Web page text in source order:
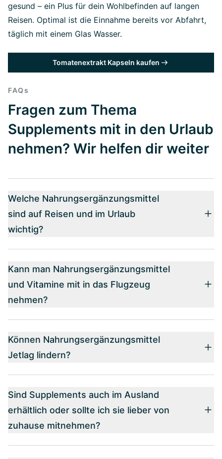
gesund – ein Plus für dein Wohlbefinden auf langen
Reisen. Optimal ist die Einnahme bereits vor Abfahrt,
täglich mit einem Glas Wasser.
Tomatenextrakt Kapseln kaufen
FAQs
Fragen zum Thema
Supplements mit in den Urlaub
nehmen? Wir helfen dir weiter
Welche Nahrungsergänzungsmittel
sind auf Reisen und im Urlaub
wichtig?
Kann man Nahrungsergänzungsmittel
und Vitamine mit in das Flugzeug
nehmen?
Können Nahrungsergänzungsmittel
Jetlag lindern?
Sind Supplements auch im Ausland
erhältlich oder sollte ich sie lieber von
zuhause mitnehmen?